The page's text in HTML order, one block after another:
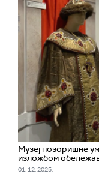
Музеј позоришне
изложбом
01. 12. 2025.